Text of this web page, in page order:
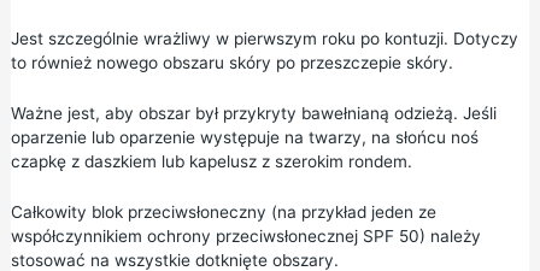
Jest szczególnie wrażliwy w pierwszym roku po kontuzji. Dotyczy
to również nowego obszaru skóry po przeszczepie skóry.
Ważne jest, aby obszar był przykryty bawełnianą odzieżą. Jeśli
oparzenie lub oparzenie występuje na twarzy, na słońcu noś
czapkę z daszkiem lub kapelusz z szerokim rondem.
Całkowity blok przeciwsłoneczny (na przykład jeden ze
współczynnikiem ochrony przeciwsłonecznej SPF 50) należy
stosować na wszystkie dotknięte obszary.